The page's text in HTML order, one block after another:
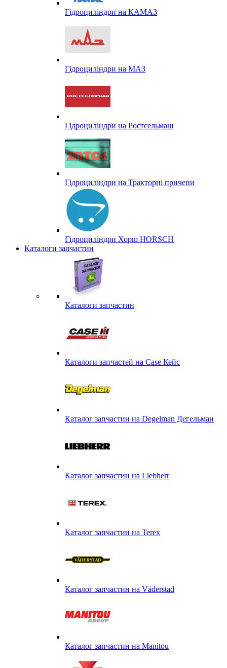
Гідроциліндри на КАМАЗ
Гідроциліндри на МАЗ
Гідроциліндри на Ростсельмаш
Гідроциліндри на Тракторні причепи
Гідроциліндри Хорш HORSCH
Каталоги запчастин
Каталоги запчастин
Каталоги запчастей на Case Кейс
Каталог запчастин на Degelman Дегельман
Каталог запчастин на Liebherr
Каталог запчастин на Terex
Каталог запчастин на Väderstad
Каталог запчастин на Маnitou